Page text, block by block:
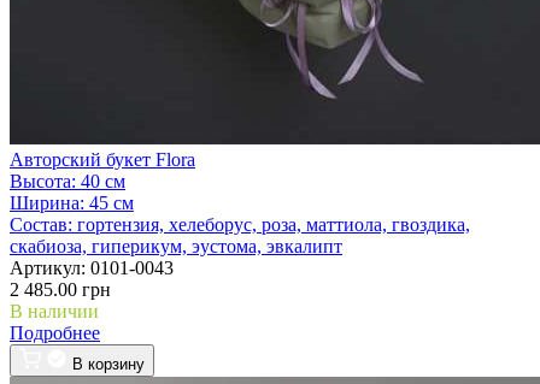
Авторский букет Flora
Высота: 40 см
Ширина: 45 см
Состав: гортензия, хелеборус, роза, маттиола, гвоздика,
скабиоза, гиперикум, эустома, эвкалипт
Артикул: 0101-0043
2 485.00 грн
В наличии
Подробнее
В корзину